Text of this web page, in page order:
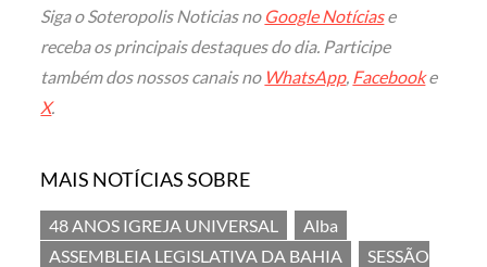
Siga o Soteropolis Noticias no Google Notíciase
receba os principais destaques do dia. Participe
também dos nossos canais no WhatsApp, Facebooke
X.
MAIS NOTÍCIAS SOBRE
48 ANOS IGREJA UNIVERSAL
Alba
ASSEMBLEIA LEGISLATIVA DA BAHIA
SESSÃO